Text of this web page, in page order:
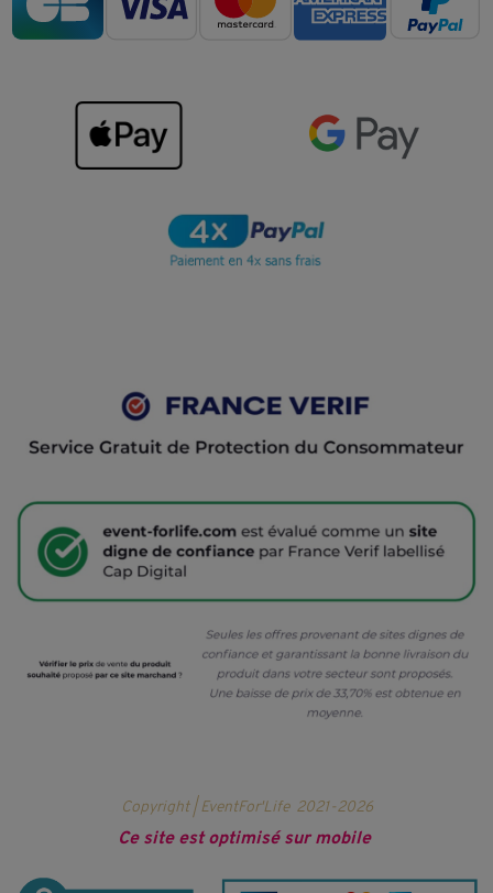
Copyright | EventFor'Life 2021-2026
Ce site est optimisé sur mobile